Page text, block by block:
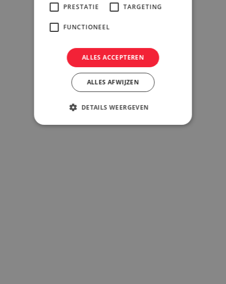
PRESTATIE TARGETING
FUNCTIONEEL
ALLES ACCEPTEREN
ALLES AFWIJZEN
DETAILS WEERGEVEN